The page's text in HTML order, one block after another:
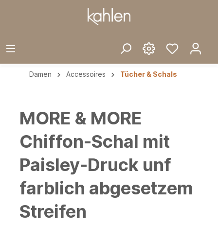
Damen Accessoires Tücher & Schals
MORE & MORE
Chiffon-Schal mit
Paisley-Druck unf
farblich abgesetzem
Streifen